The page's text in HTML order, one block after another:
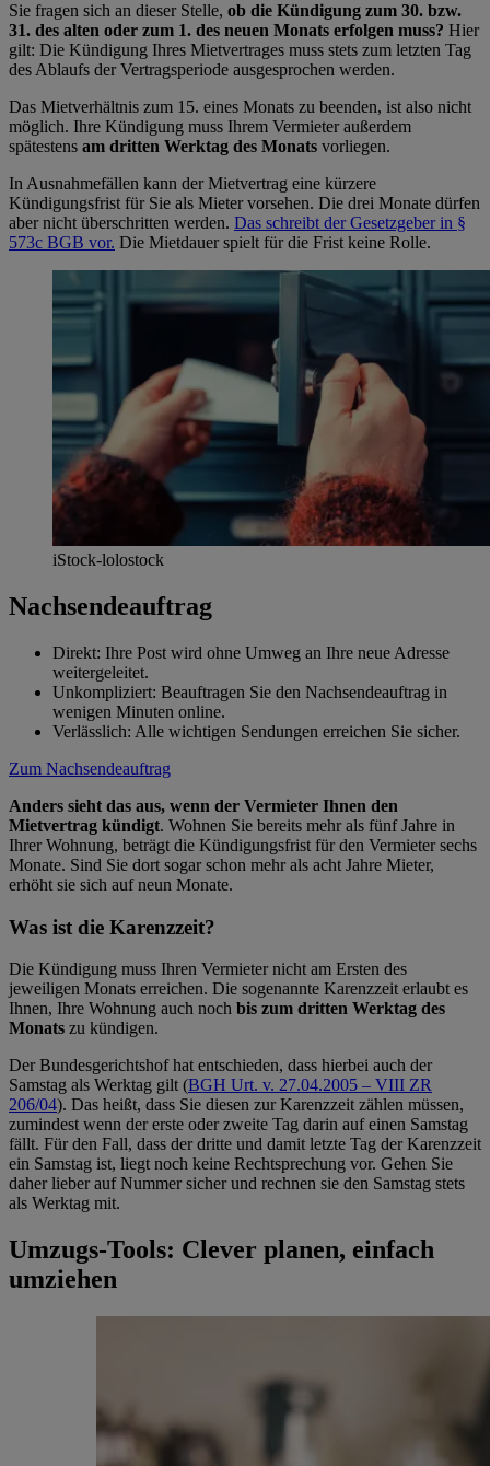
Sie fragen sich an dieser Stelle, ob die Kündigung zum 30. bzw.
31. des alten oder zum 1. des neuen Monats erfolgen muss? Hier
gilt: Die Kündigung Ihres Mietvertrages muss stets zum letzten Tag
des Ablaufs der Vertragsperiode ausgesprochen werden.
Das Mietverhältnis zum 15. eines Monats zu beenden, ist also nicht
möglich. Ihre Kündigung muss Ihrem Vermieter außerdem
spätestens am dritten Werktag des Monats vorliegen.
In Ausnahmefällen kann der Mietvertrag eine kürzere
Kündigungsfrist für Sie als Mieter vorsehen. Die drei Monate dürfen
aber nicht überschritten werden. Das schreibt der Gesetzgeber in §
573c BGB vor. Die Mietdauer spielt für die Frist keine Rolle.
iStock-lolostock
Nachsendeauftrag
Direkt: Ihre Post wird ohne Umweg an Ihre neue Adresse
weitergeleitet.
Unkompliziert: Beauftragen Sie den Nachsendeauftrag in
wenigen Minuten online.
Verlässlich: Alle wichtigen Sendungen erreichen Sie sicher.
Zum Nachsendeauftrag
Anders sieht das aus, wenn der Vermieter Ihnen den
Mietvertrag kündigt. Wohnen Sie bereits mehr als fünf Jahre in
Ihrer Wohnung, beträgt die Kündigungsfrist für den Vermieter sechs
Monate. Sind Sie dort sogar schon mehr als acht Jahre Mieter,
erhöht sie sich auf neun Monate.
Was ist die Karenzzeit?
Die Kündigung muss Ihren Vermieter nicht am Ersten des
jeweiligen Monats erreichen. Die sogenannte Karenzzeit erlaubt es
Ihnen, Ihre Wohnung auch noch bis zum dritten Werktag des
Monats zu kündigen.
Der Bundesgerichtshof hat entschieden, dass hierbei auch der
Samstag als Werktag gilt (BGH Urt. v. 27.04.2005 – VIII ZR
206/04). Das heißt, dass Sie diesen zur Karenzzeit zählen müssen,
zumindest wenn der erste oder zweite Tag darin auf einen Samstag
fällt. Für den Fall, dass derdritte und damit letzte Tag der Karenzzeit
ein Samstag ist, liegt noch keine Rechtsprechung vor. Gehen Sie
daher lieber auf Nummer sicher und rechnen sie den Samstag stets
als Werktag mit.
Umzugs-Tools: Clever planen, einfach
umziehen